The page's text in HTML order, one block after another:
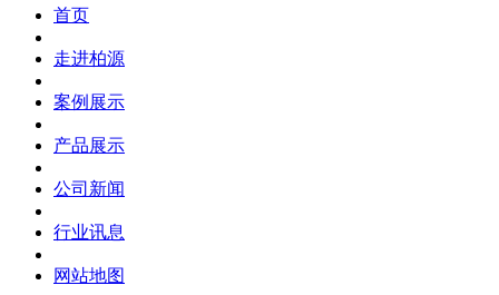
首页
走进柏源
案例展示
产品展示
公司新闻
行业讯息
网站地图